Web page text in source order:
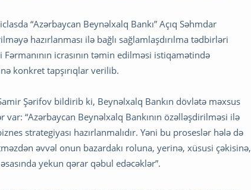
“Azərbaycan Beynəlxalq Bankı” Açıq Səhmdar
hazırlanması ilə bağlı sağlamlaşdırılma tədbirləri
icrasının təmin edilməsi istiqamətində
konkret tapşırıqlar verilib.
Şərifov bildirib ki, Beynəlxalq Bankın dövlətə məxsus
“Azərbaycan Beynəlxalq Bankının özəlləşdirilməsi ilə
strategiyası hazırlanmalıdır. Yəni bu proseslər hələ də
əvvəl onun bazardakı roluna, yerinə, xüsusi çəkisinə,
yekun qərar qəbul edəcəklər”.